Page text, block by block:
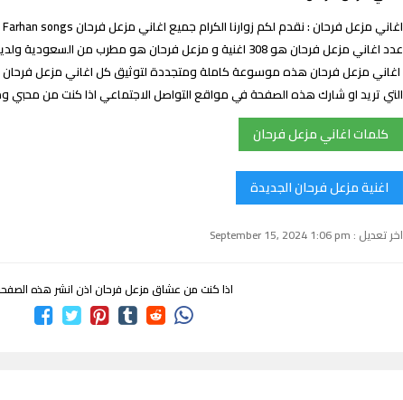
عدد اغاني مزعل فرحان هو 308 اغنية و مزعل فرحان هو مطرب
اغاني مزعل فرحان هذه موسوعة كاملة ومتجددة لتوثيق كل اغاني مزعل فرحان
التي تريد او شارك هذه الصفحة في مواقع التواصل الاجتماعي اذا كنت من محبي
كلمات اغاني مزعل فرحان
اغنية مزعل فرحان الجديدة
اخر تعديل : September 15, 2024 1:06 pm
اذا كنت من عشاق مزعل فرحان اذن انشر هذه